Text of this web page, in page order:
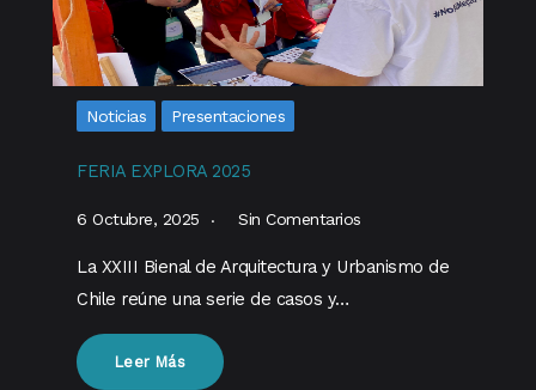
Noticias Presentaciones
FERIA EXPLORA 2025
6 Octubre, 2025 Sin Comentarios
La XXIII Bienal de Arquitectura y Urbanismo de
Chile reúne una serie de casos y…
Leer Más